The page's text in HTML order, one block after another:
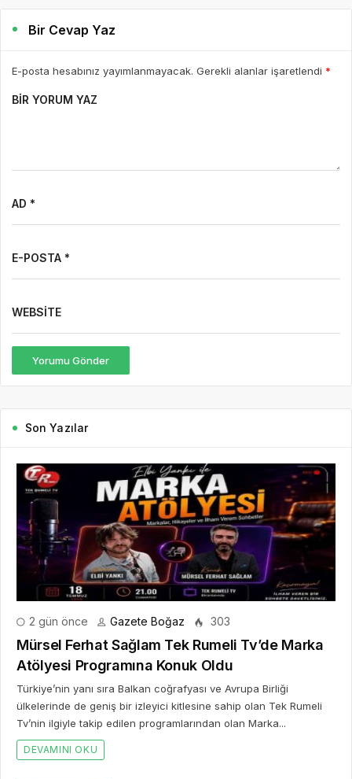
Bir Cevap Yaz
E-posta hesabınız yayımlanmayacak. Gerekli alanlar işaretlendi *
BIR YORUM YAZ
AD *
E-POSTA *
WEBSITE
Yorumu Gönder
Son Yazılar
2 gün önce Gazete Boğaz 303
Mürsel Ferhat Sağlam Tek Rumeli Tv’de Marka
Atölyesi Programına Konuk Oldu
Türkiye’nin yanı sıra Balkan coğrafyası ve Avrupa Birliği
ülkelerinde de geniş bir izleyici kitlesine sahip olan Tek Rumeli
Tv’nin ilgiyle takip edilen programlarından olan Marka...
DEVAMINI OKU